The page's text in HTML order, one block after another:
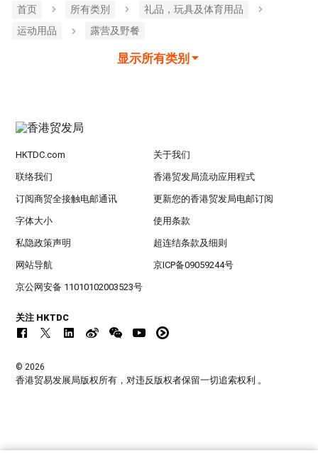
首页 所有类別
礼品，玩具及体育用品
运动用品
露营及野餐
显示所有类别
HKTDC.com 关于我们
联络我们 香港贸发局流动应用程式
订阅商贸全接触电邮通讯 更新您的香港贸发局电邮订阅
字体大小 使用条款
私隐政策声明 超连结条款及细则
网站导航 京ICP备09059244号
京公网安备 11010102003523号
关注 HKTDC
© 2026
香港贸易发展局版权所有，对违反版权者保留一切追索权利 。